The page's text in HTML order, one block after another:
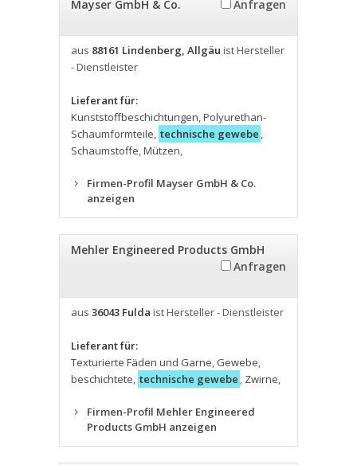
Mayser GmbH & Co. Anfragen
aus 88161 Lindenberg, Allgäu ist Hersteller
- Dienstleister
Lieferant für:
Kunststoffbeschichtungen,Polyurethan-
Schaumformteile, technische gewebe ,
Schaumstoffe,Mützen,
Firmen-Profil Mayser GmbH & Co.
anzeigen
Mehler Engineered Products GmbH
Anfragen
aus 36043 Fulda ist Hersteller - Dienstleister
Lieferant für:
Texturierte Fäden und Garne, Gewebe,
beschichtete, technische gewebe , Zwirne,
Firmen-Profil Mehler Engineered
Products GmbH anzeigen